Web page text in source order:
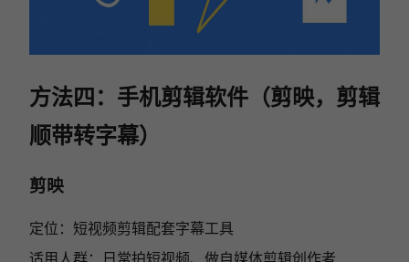
方法四：手机剪辑软件（剪映，剪辑
顺带转字幕）
剪映
定位：短视频剪辑配套字幕工具
适用人群：日常拍短视频、做自媒体剪辑创作者